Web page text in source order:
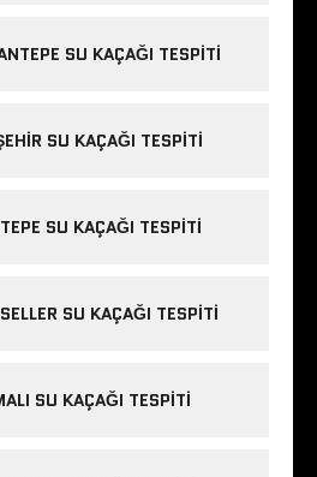
SU KAÇAĞI TESPITI
SU KAÇAĞI TESPITI
SU KAÇAĞI TESPITI
SU KAÇAĞI TESPITI
SU KAÇAĞI TESPITI